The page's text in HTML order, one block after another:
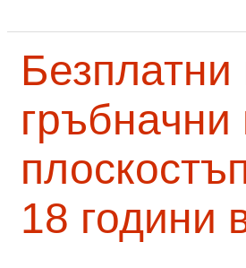
Безплатни
гръбначни
18 години